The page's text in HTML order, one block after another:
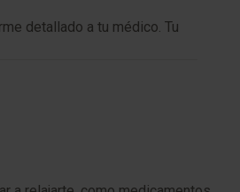
detallado a tu médico. Tu